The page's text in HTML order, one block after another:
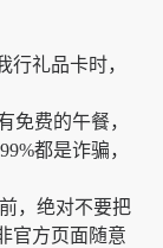
礼品卡时，
费的午餐，
都是诈骗，
，绝对不要把
官方页面随意